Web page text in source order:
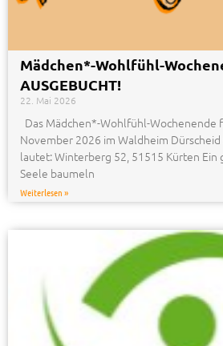
Mädchen*-Wohlfühl-
AUSGEBUCHT!
22. Mai 2026
Das Mädchen*-Wohlfühl-Wochenende
November 2026 im Waldheim
lautet: Winterberg 52, 51515 Kürten Ein
Seele baumeln
Weiterlesen »